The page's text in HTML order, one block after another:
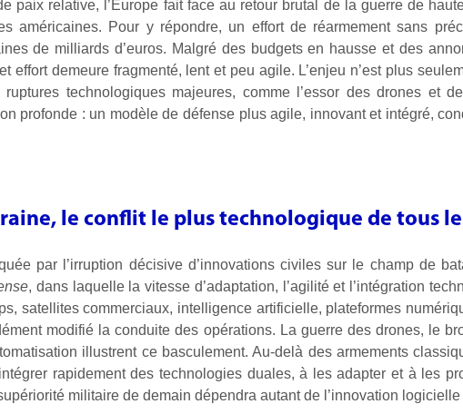
paix relative, l’Europe fait face au retour brutal de la guerre de
américaines. Pour y répondre, un effort de réarmement sans
de milliards d’euros. Malgré des budgets en hausse et des
effort demeure fragmenté, lent et peu agile. L’enjeu n’est plus
technologiques majeures, comme l’essor des drones et
profonde : un modèle de défense plus agile, innovant et intégré,
le conflit le plus technologique de tous
par l’irruption décisive d’innovations civiles sur le champ de
, dans laquelle la vitesse d’adaptation, l’agilité et l’intégration
satellites commerciaux, intelligence artificielle, plateformes
modifié la conduite des opérations. La guerre des drones, le
illustrent ce basculement. Au-delà des armements
rapidement des technologies duales, à les adapter et à les
militaire de demain dépendra autant de l’innovation